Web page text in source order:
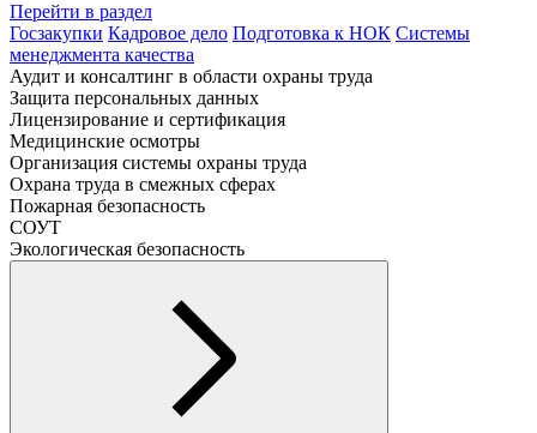
Перейти в раздел
Госзакупки Кадровое дело Подготовка к НОК Системы
менеджмента качества
Аудит и консалтинг в области охраны труда
Защита персональных данных
Лицензирование и сертификация
Медицинские осмотры
Организация системы охраны труда
Охрана труда в смежных сферах
Пожарная безопасность
СОУТ
Экологическая безопасность